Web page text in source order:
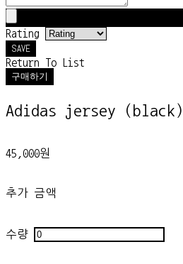
Rating
SAVE
Return To List
구매하기
Adidas jersey (black)
45,000원
추가 금액
수량